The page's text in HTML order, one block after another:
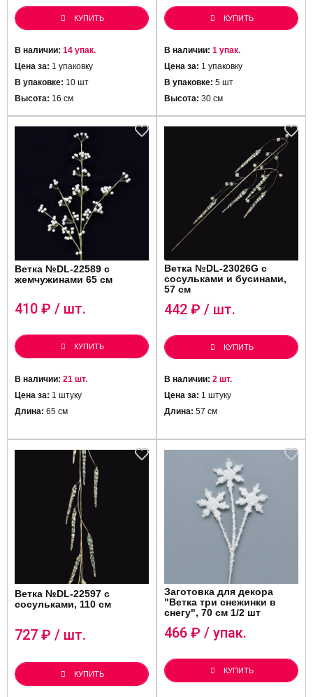
КУПИТЬ
В наличии: 14 упак.
Цена за: 1 упаковку
В упаковке: 10 шт
Высота: 16 см
КУПИТЬ
В наличии: 1 упак.
Цена за: 1 упаковку
В упаковке: 5 шт
Высота: 30 см
Ветка №DL-22589 с
жемчужинами 65 см
410 ₽ / шт.
КУПИТЬ
В наличии: 21 шт.
Цена за: 1 штуку
Длина: 65 см
Ветка №DL-23026G с
сосульками и бусинами,
57 см
442 ₽ / шт.
КУПИТЬ
В наличии: 2 шт.
Цена за: 1 штуку
Длина: 57 см
Ветка №DL-22597 с
сосульками, 110 см
727 ₽ / шт.
КУПИТЬ
Заготовка для декора
"Ветка три снежинки в
снегу", 70 см 1/2 шт
466 ₽ / упак.
КУПИТЬ